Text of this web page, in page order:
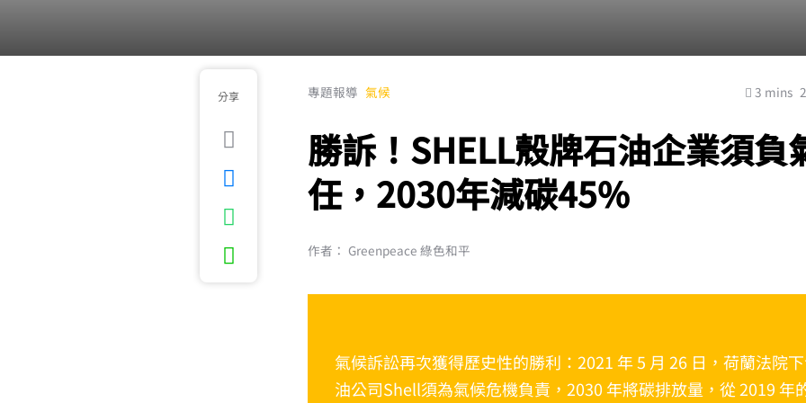
分享 專題報導 氣候 3 mins
勝訴！SHELL殼牌石油企業須負
任，2030年減碳45%
作者： Greenpeace 綠色和平
氣候訴訟再次獲得歷史性的勝利：2021 年 5 月 26 日，荷蘭法院
油公司Shell須為氣候危機負責，2030 年將碳排放量，從 2019 年